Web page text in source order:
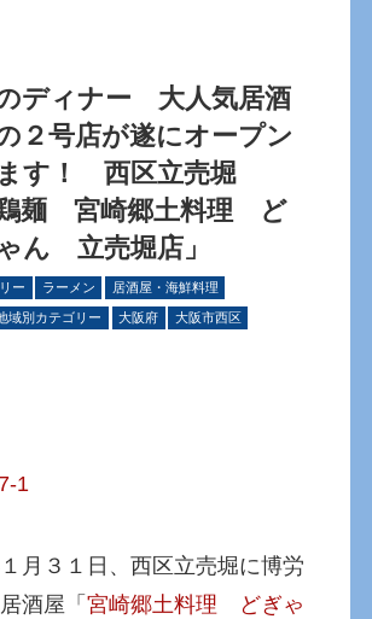
ディナー 大人気居酒
２号店が遂にオープン
す！ 西区立売堀
鶏麺 宮崎郷土料理 ど
ん 立売堀店」
ー ラーメン 居酒屋・海鮮料理
域別カテゴリー 大阪府 大阪市西区
月３１日、西区立売堀に博労
酒屋「宮崎郷土料理 どぎゃ